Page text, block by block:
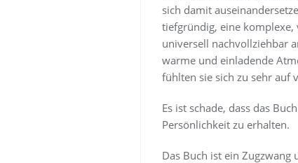
sich damit
tiefgründig, eine komplexe,
universell nachvollziehbar
warme und einladende
fühlten sie sich zu sehr auf
Es ist schade, dass das
Persönlichkeit zu erhalten.
Das Buch ist ein